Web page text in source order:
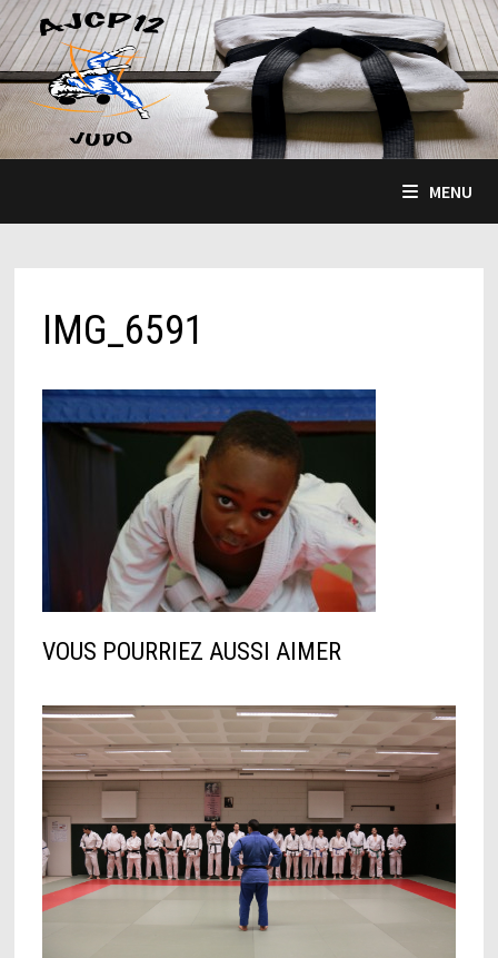
Passer
au
contenu
MENU
IMG_6591
VOUS POURRIEZ AUSSI AIMER